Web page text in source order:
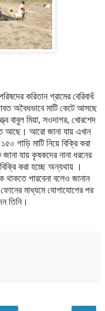
করিতান গ্রামের বেরিবাধঁ
অবৈধভাবে মাটি কেটে আসছে
বাবুল মিয়া, সওদাগর, খোরশেদ
আছে। আরো জানা যায় এখান
গাড়ি মাটি নিয়ে বিক্রি করা
যায় কৃষকদের নানা ধরনের
করা হচ্ছে অন্যথায় ।
থাকতে পারবেনা বলেও জানান
ফোনের মাধ্যমে যোগাযোগের পর
তিনি।